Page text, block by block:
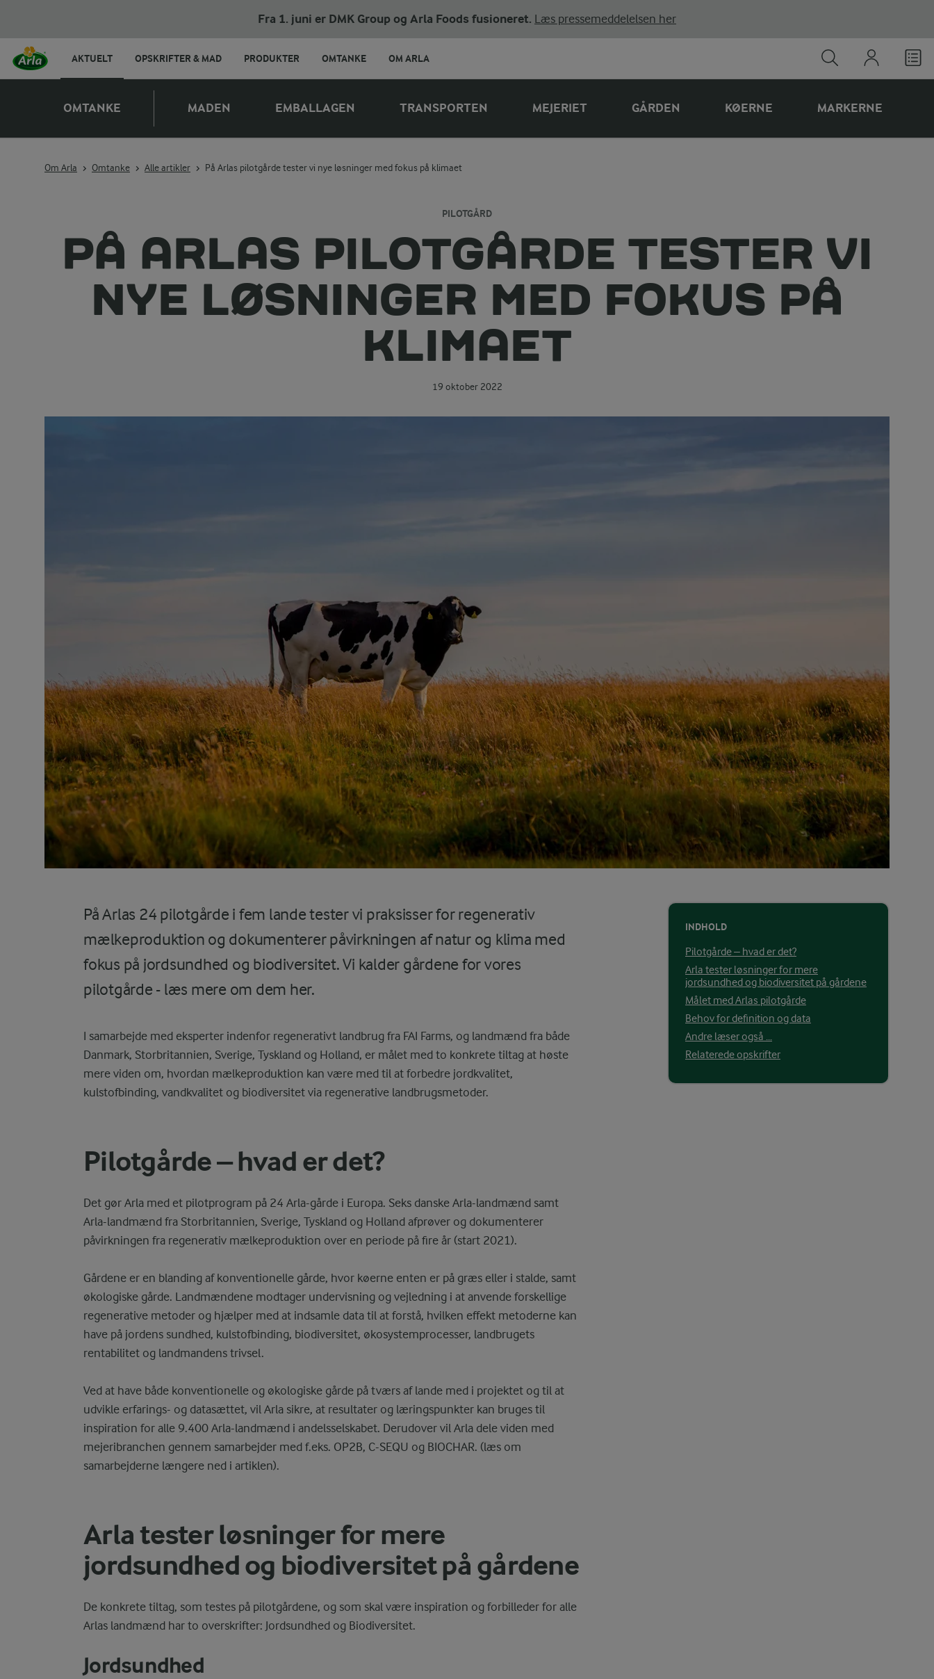
Fra 1. juni er DMK Group og Arla Foods fusioneret. Læs pressemeddelelsen her
AKTUELT OPSKRIFTER & MAD PRODUKTER OMTANKE OM ARLA
OMTANKE MADEN EMBALLAGEN TRANSPORTEN MEJERIET GÅRDEN KØERNE MARKERNE
Om Arla Omtanke Alle artikler På Arlas pilotgårde tester vi nye løsninger med fokus på klimaet
PILOTGÅRD
PÅ ARLAS PILOTGÅRDE TESTER VI
NYE LØSNINGER MED FOKUS PÅ
KLIMAET
19 oktober 2022
INDHOLD
Pilotgårde – hvad er det?
Arla tester løsninger for mere
jordsundhed og biodiversitet på gårdene
Målet med Arlas pilotgårde
Behov for definition og data
Andre læser også ...
Relaterede opskrifter
På Arlas 24 pilotgårde i fem lande tester vi praksisser for regenerativ
mælkeproduktion og dokumenterer påvirkningen af natur og klima med
fokus på jordsundhed og biodiversitet. Vi kalder gårdene for vores
pilotgårde - læs mere om dem her.
I samarbejde med eksperter indenfor regenerativt landbrug fra FAI Farms, og landmænd fra både
Danmark, Storbritannien, Sverige, Tyskland og Holland, er målet med to konkrete tiltag at høste
mere viden om, hvordan mælkeproduktion kan være med til at forbedre jordkvalitet,
kulstofbinding, vandkvalitet og biodiversitet via regenerative landbrugsmetoder.
Pilotgårde – hvad er det?
Det gør Arla med et pilotprogram på 24 Arla-gårde i Europa. Seks danske Arla-landmænd samt
Arla-landmænd fra Storbritannien, Sverige, Tyskland og Holland afprøver og dokumenterer
påvirkningen fra regenerativ mælkeproduktion over en periode på fire år (start 2021).
Gårdene er en blanding af konventionelle gårde, hvor køerne enten er på græs eller i stalde, samt
økologiske gårde. Landmændene modtager undervisning og vejledning i at anvende forskellige
regenerative metoder og hjælper med at indsamle data til at forstå, hvilken effekt metoderne kan
have på jordens sundhed, kulstofbinding, biodiversitet, økosystemprocesser, landbrugets
rentabilitet og landmandens trivsel.
Ved at have både konventionelle og økologiske gårde på tværs af lande med i projektet og til at
udvikle erfarings- og datasættet, vil Arla sikre, at resultater og læringspunkter kan bruges til
inspiration for alle 9.400 Arla-landmænd i andelsselskabet. Derudover vil Arla dele viden med
mejeribranchen gennem samarbejder med f.eks. OP2B, C-SEQU og BIOCHAR. (læs om
samarbejderne længere ned i artiklen).
Arla tester løsninger for mere
jordsundhed og biodiversitet på gårdene
De konkrete tiltag, som testes på pilotgårdene, og som skal være inspiration og forbilleder for alle
Arlas landmænd har to overskrifter: Jordsundhed og Biodiversitet.
Jordsundhed